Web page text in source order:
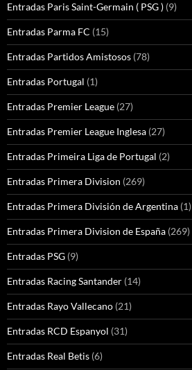
Entradas Paris Saint-Germain ( PSG ) (9)
Entradas Parma FC (15)
Entradas Partidos Amistosos (78)
Entradas Portugal (1)
Entradas Premier League (27)
Entradas Premier League Inglesa (27)
Entradas Primeira Liga de Portugal (2)
Entradas Primera Division (269)
Entradas Primera División de Argentina (1)
Entradas Primera Division de España (269)
Entradas PSG (9)
Entradas Racing Santander (14)
Entradas Rayo Vallecano (21)
Entradas RCD Espanyol (31)
Entradas Real Betis (6)